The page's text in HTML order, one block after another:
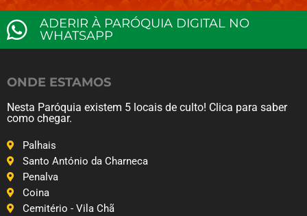
ADERIR À PARÓQUIA DIGITAL NO
WHATSAPP
ONDE ESTAMOS
Nesta Paróquia existem 5 locais de culto! Clica para saber
como chegar.
Palhais
Santo António da Charneca
Penalva
Coina
Cemitério - Vila Chã